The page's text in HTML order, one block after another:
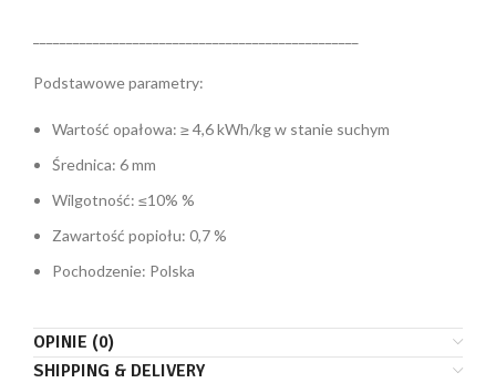
Podstawowe parametry:
Wartość opałowa: ≥ 4,6 kWh/kg w stanie suchym
Średnica: 6 mm
Wilgotność: ≤10% %
Zawartość popiołu: 0,7 %
Pochodzenie: Polska
OPINIE (0)
SHIPPING & DELIVERY